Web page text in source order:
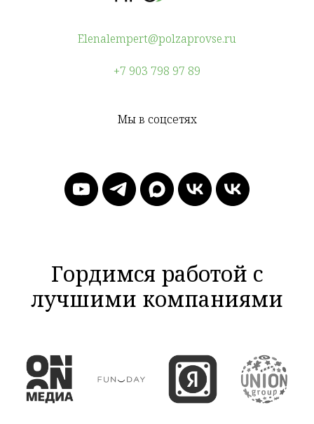
Elenalempert@polzaprovse.ru
+7 903 798 97 89
Мы в соцсетях
Гордимся работой с
лучшими компаниями